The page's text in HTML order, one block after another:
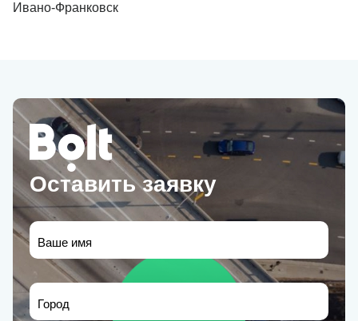
Ивано-Франковск
Оставить заявку
Ваше имя
Город